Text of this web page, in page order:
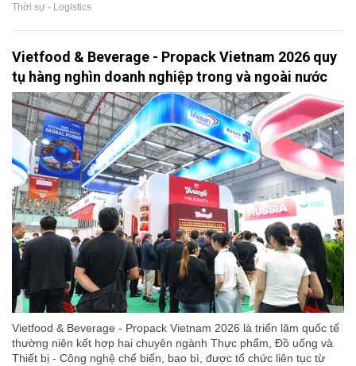
Thời sự - Logistics
Vietfood & Beverage - Propack Vietnam 2026 quy
tụ hàng nghìn doanh nghiệp trong và ngoài nước
Vietfood & Beverage - Propack Vietnam 2026 là triển lãm quốc tế
thường niên kết hợp hai chuyên ngành Thực phẩm, Đồ uống và
Thiết bị - Công nghệ chế biến, bao bì, được tổ chức liên tục từ